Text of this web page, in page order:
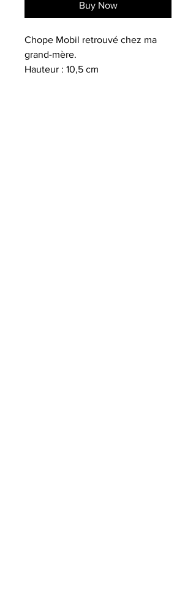
Buy Now
Chope Mobil retrouvé chez ma
grand-mère.
Hauteur : 10,5 cm